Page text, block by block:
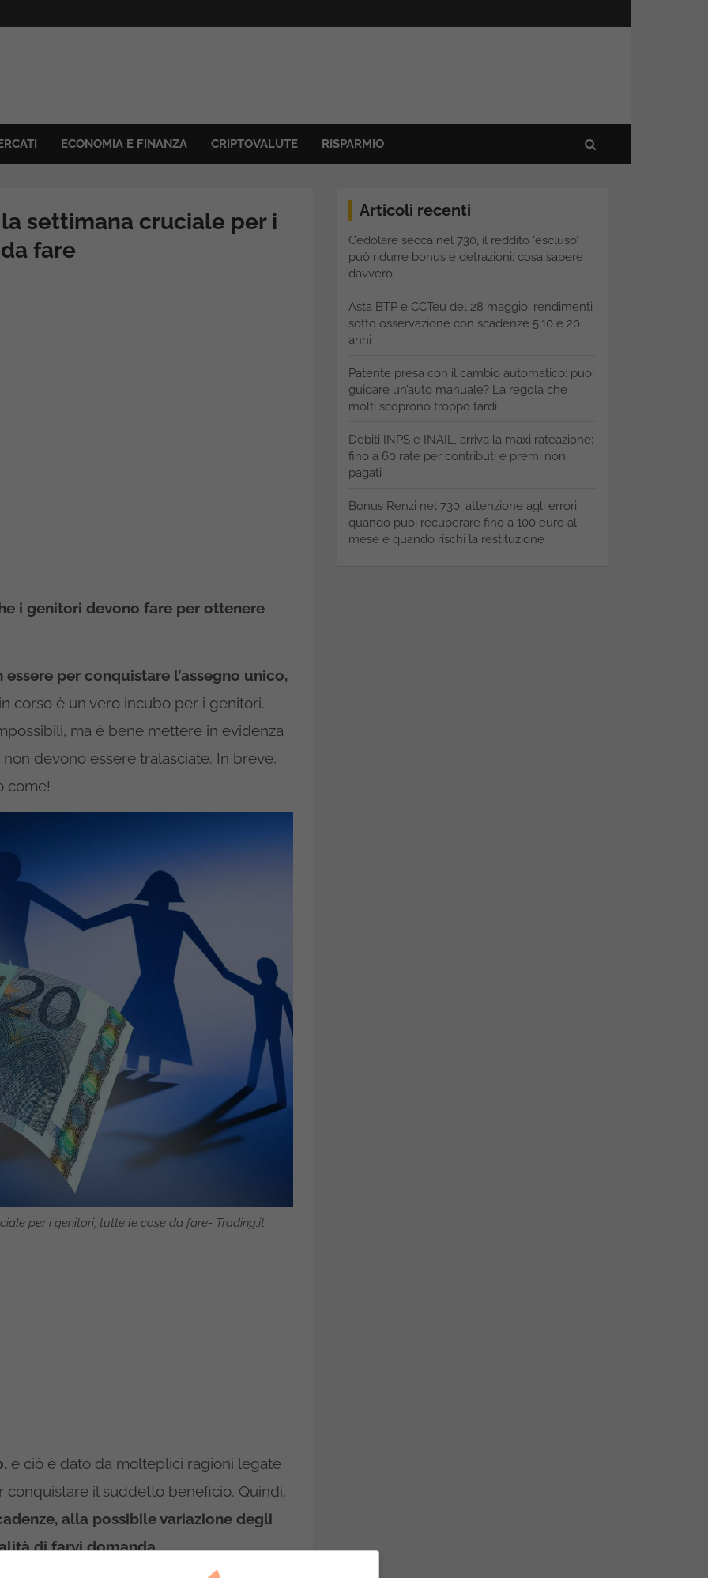
ECONOMIA E FINANZA CRIPTOVALUTE RISPARMIO
settimana cruciale per i
fare
i genitori devono fare per ottenere
essere per conquistare l’assegno unico,
corso è un vero incubo per i genitori.
ma è bene mettere in evidenza
devono essere tralasciate. In breve,
come!
per i genitori, tutte le cose da fare- Trading.it
e ciò è dato da molteplici ragioni legate
conquistare il suddetto beneficio. Quindi,
alla possibile variazione degli
di farvi domanda.
Articoli recenti
Cedolare secca nel 730, il reddito ‘escluso’
può ridurre bonus e detrazioni: cosa sapere
davvero
Asta BTP e CCTeu del 28 maggio: rendimenti
sotto osservazione con scadenze 5,10 e 20
anni
Patente presa con il cambio automatico: puoi
guidare un’auto manuale? La regola che
molti scoprono troppo tardi
Debiti INPS e INAIL, arriva la maxi rateazione:
fino a 60 rate per contributi e premi non
pagati
Bonus Renzi nel 730, attenzione agli errori:
quando puoi recuperare fino a 100 euro al
mese e quando rischi la restituzione